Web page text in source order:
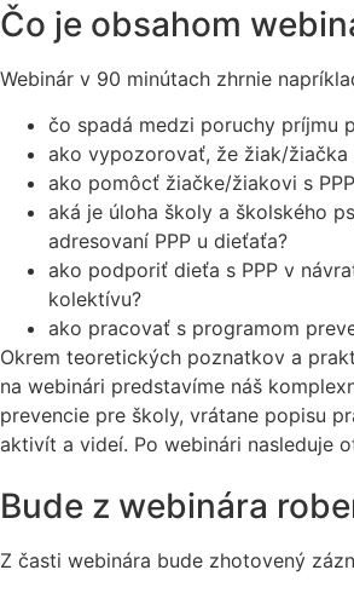
Čo je obsahom
Webinár v 90 minútach zhrnie
čo spadá medzi poruchy príjmu
ako vypozorovať, že žiak/žiačka
ako pomôcť žiačke/žiakovi s
aká je úloha školy a školského
adresovaní PPP u dieťaťa?
ako podporiť dieťa s PPP v
kolektívu?
ako pracovať s programom
Okrem teoretických poznatkov a
na webinári predstavíme náš
prevencie pre školy, vrátane popisu
aktivít a videí. Po webinári nasleduje
Bude z webinára
Z časti webinára bude zhotovený